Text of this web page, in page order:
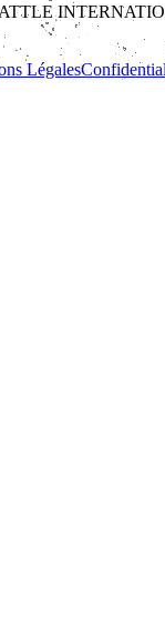
Légales